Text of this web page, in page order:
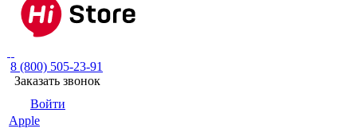
8 (800) 505-23-91
Заказать звонок
Войти
Apple